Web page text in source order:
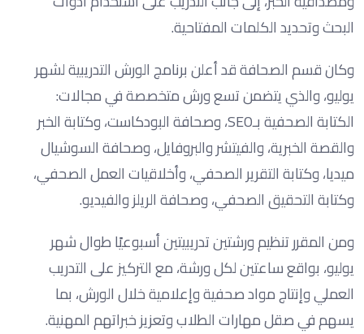
البحث وتحديد الكلمات المفتاحية.
وكان قسم الصحافة قد أعلن برنامج الورش التدريبية لشهر
يوليو، والذي يتضمن تسع ورش متخصصة في مجالات:
الكتابة الصحفية بـSEO، وصحافة البودكاست، وكتابة الخبر
والقصة الخبرية، والفيتشر والبروفايل، وصحافة السوشيال
ميديا، وكتابة التقرير الصحفي، وأخلاقيات العمل الصحفي،
وكتابة التحقيق الصحفي، وصحافة الريلز والفيديو.
ومن المقرر تنظيم ورشتين تدريبيتين أسبوعيًا طوال شهر
يوليو، بواقع ساعتين لكل ورشة، مع التركيز على التدريب
العملي وإنتاج مواد صحفية وإعلامية خلال الورش، بما
يسهم في صقل مهارات الطلاب وتعزيز خبراتهم المهنية.